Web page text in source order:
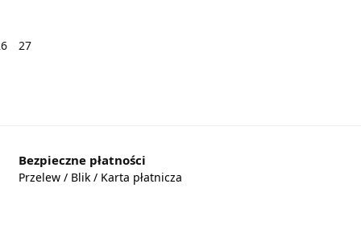
27
Bezpieczne płatności
Przelew / Blik / Karta płatnicza